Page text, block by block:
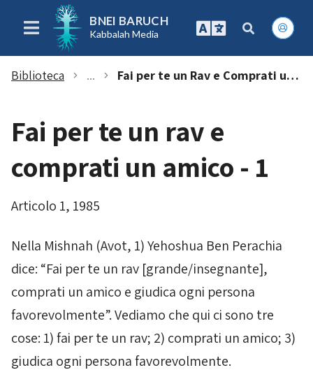
BNEI BARUCH
Kabbalah Media
Biblioteca chevron_right ... chevron_right Fai per te un Rav e Comprati un Amico - 1
Fai per te un rav e
comprati un amico - 1
Articolo 1, 1985
Nella Mishnah (Avot, 1) Yehoshua Ben Perachia
dice: “Fai per te un rav [grande/insegnante],
comprati un amico e giudica ogni persona
favorevolmente”. Vediamo che qui ci sono tre
cose: 1) fai per te un rav; 2) comprati un amico; 3)
giudica ogni persona favorevolmente.